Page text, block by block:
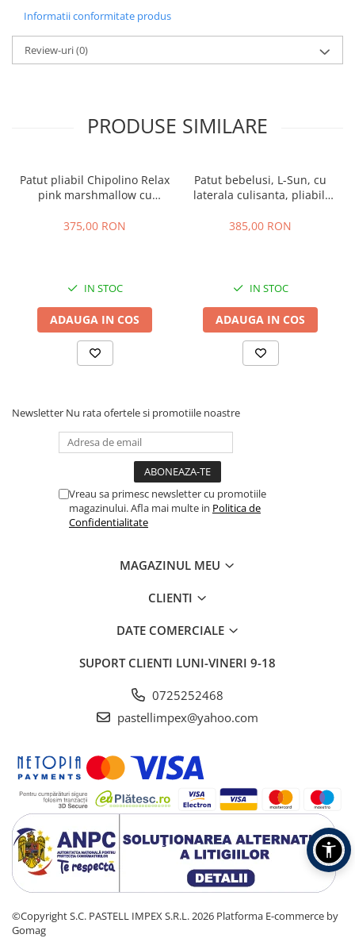
Informatii conformitate produs
Review-uri(0)
PRODUSE SIMILARE
Patut pliabil Chipolino Relax
pink marshmallow cu
375,00 RON
IN STOC
ADAUGA IN COS
Patut bebelusi, L-Sun, cu
laterala culisanta, pliabil,
baldachin si jucarie carusel,
385,00 RON
IN STOC
ADAUGA IN COS
Newsletter Nu rata ofertele si promotiile noastre
Vreau sa primesc newsletter cu promotiile
magazinului. Afla mai multe in Politica de
Confidentialitate
MAGAZINUL MEU
CLIENTI
DATE COMERCIALE
SUPORT CLIENTI LUNI-VINERI 9-18
0725252468
pastellimpex@yahoo.com
©Copyright S.C. PASTELL IMPEX S.R.L. 2026 Platforma E-commerce by
Gomag